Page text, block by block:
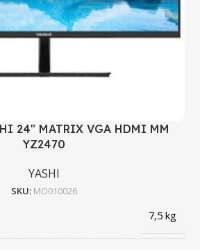
24" MATRIX VGA HDMI MM
YZ2470
YASHI
SKU: MO010026
7,5 kg